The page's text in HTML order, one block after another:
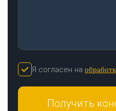
Я согласен на
Получить